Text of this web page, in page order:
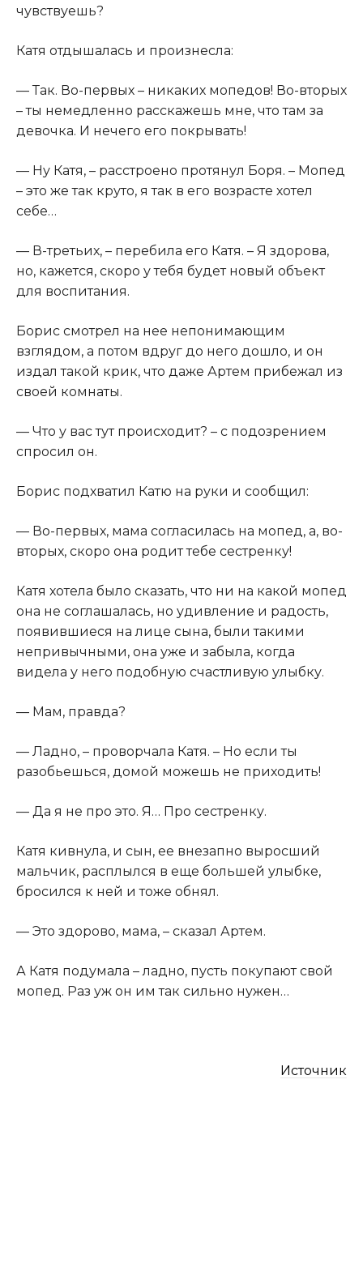
чувствуешь?​
​Катя отдышалась и произнесла:​
​— Так. Во-первых – никаких мопедов! Во-вторых
– ты немедленно расскажешь мне, что там за
девочка. И нечего его покрывать!​
​— Ну Катя, – расстроено протянул Боря. – Мопед
– это же так круто, я так в его возрасте хотел
себе…​
​— В-третьих, – перебила его Катя. – Я здорова,
но, кажется, скоро у тебя будет новый объект
для воспитания.​
​Борис смотрел на нее непонимающим
взглядом, а потом вдруг до него дошло, и он
издал такой крик, что даже Артем прибежал из
своей комнаты.​
​— Что у вас тут происходит? – с подозрением
спросил он.​
​Борис подхватил Катю на руки и сообщил:​
​— Во-первых, мама согласилась на мопед, а, во-
вторых, скоро она родит тебе сестренку!​
​Катя хотела было сказать, что ни на какой мопед
она не соглашалась, но удивление и радость,
появившиеся на лице сына, были такими
непривычными, она уже и забыла, когда
видела у него подобную счастливую улыбку.​
​— Мам, правда?​
​— Ладно, – проворчала Катя. – Но если ты
разобьешься, домой можешь не приходить!​
​— Да я не про это. Я… Про сестренку.​
​Катя кивнула, и сын, ее внезапно выросший
мальчик, расплылся в еще большей улыбке,
бросился к ней и тоже обнял.​
​— Это здорово, мама, – сказал Артем.​
​А Катя подумала – ладно, пусть покупают свой
мопед. Раз уж он им так сильно нужен…​
Источник